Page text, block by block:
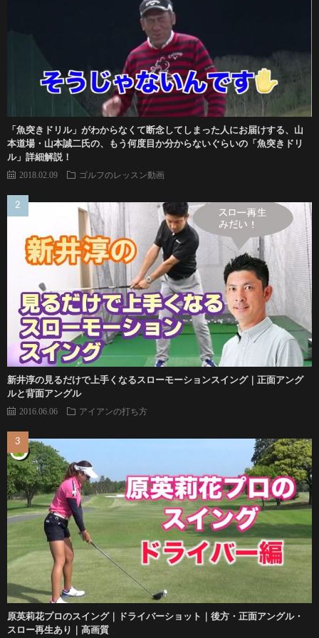
「魚突きドリル」がわからなくて断念してしまった人にお届けする、山
本道場・山本誠二氏の、もう何度目か分からないぐらいの「魚突きドリ
ル」詳細解説！
2018.02.09 ゴルフのレッスン動画
新井淳の見るだけで上手くなるスローモーションスイング｜正面アング
ルと背面アングル
2016.06.06 アイアンの打ち方
原英莉花プロのスイング｜ドライバーショット｜後方・正面アングル・
スロー再生あり｜高画質